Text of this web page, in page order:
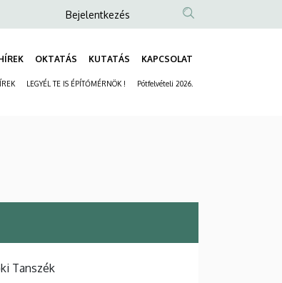
Anonim
fiók
menüje
Bejelentkezés
OKTATÁS KUTATÁS KAPCSOLAT
LEGYÉL TE IS ÉPÍTŐMÉRNÖK ! Pótfelvételi 2026.
Tanszék